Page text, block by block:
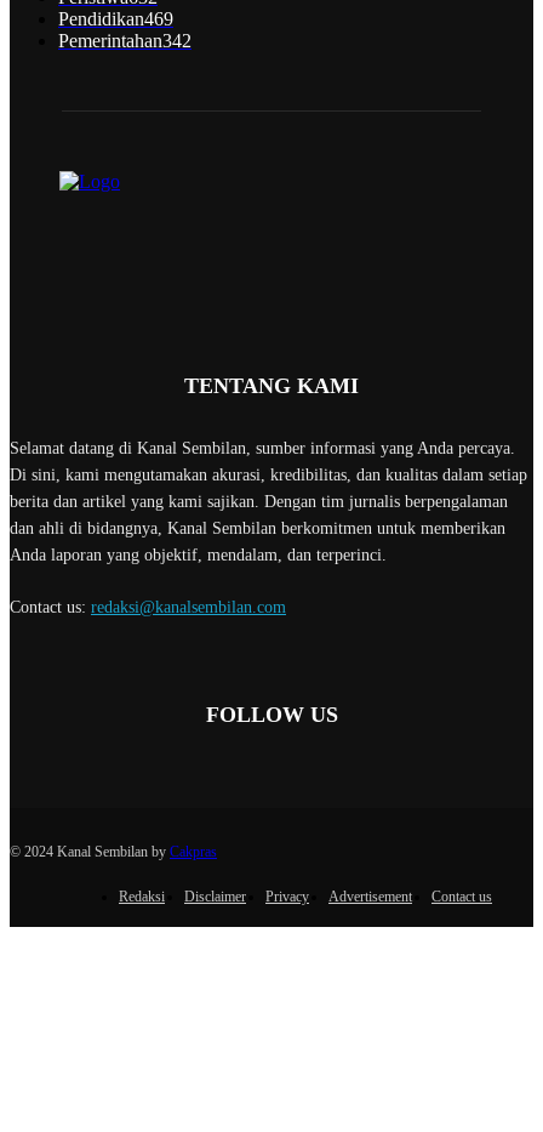
Pendidikan469
Pemerintahan342
TENTANG KAMI
Selamat datang di Kanal Sembilan, sumber informasi yang Anda percaya.
Di sini, kami mengutamakan akurasi, kredibilitas, dan kualitas dalam setiap
berita dan artikel yang kami sajikan. Dengan tim jurnalis berpengalaman
dan ahli di bidangnya, Kanal Sembilan berkomitmen untuk memberikan
Anda laporan yang objektif, mendalam, dan terperinci.
Contact us: redaksi@kanalsembilan.com
FOLLOW US
© 2024 Kanal Sembilan by Cakpras
Redaksi Disclaimer Privacy Advertisement Contact us